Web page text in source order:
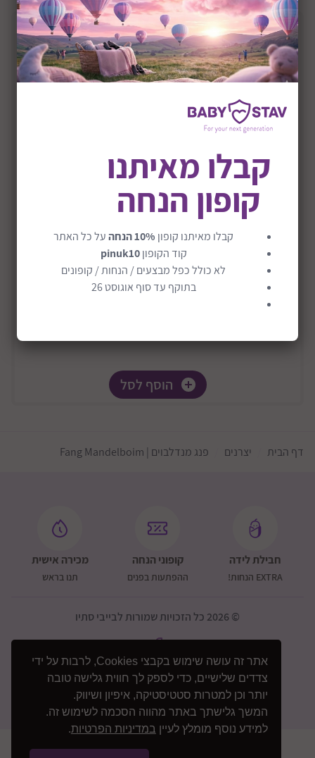
אתר זה עושה שימוש בקבצי Cookies, לרבות על ידי
צדדים שלישיים, כדי לספק לך חווית גלישה טובה
יותר וכן למטרות סטטיסטיקה, איפיון ושיווק.
המשך גלישתך באתר מהווה הסכמה לשימוש זה.
למידע נוסף מומלץ לעיין במדיניות הפרטיות.
מזרן ללול עץ נושם דגם 95X83
₪202
הוסף לסל
דף הבית יצרנים פנג מנדלבוים | Fang Mandelboim
חבילת לידה
EXTRA הנחות!
קופוני הנחה
ההפתעות בפנים
מכירה אישית
תנו בראש
© 2026 כל הזכויות שמורות לבייבי סתיו
קבלו מאיתנו
קופון הנחה
קבלו מאיתנו קופון 10% הנחה
על כל האתר
קוד הקופוןpinuk10
לא כולל כפל מבצעים / הנחות / קופונים
בתוקף עד סוף אוגוסט 26